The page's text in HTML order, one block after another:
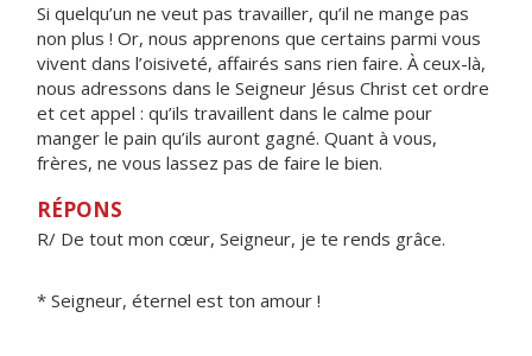
Si quelqu’un ne veut pas travailler, qu’il ne mange pas
non plus ! Or, nous apprenons que certains parmi vous
vivent dans l’oisiveté, affairés sans rien faire. À ceux-là,
nous adressons dans le Seigneur Jésus Christ cet ordre
et cet appel : qu’ils travaillent dans le calme pour
manger le pain qu’ils auront gagné. Quant à vous,
frères, ne vous lassez pas de faire le bien.
RÉPONS
R/ De tout mon cœur, Seigneur, je te rends grâce.
* Seigneur, éternel est ton amour !